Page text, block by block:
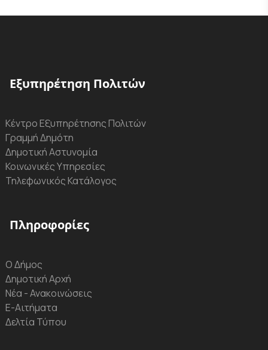
Εξυπηρέτηση Πολιτών
Κέντρο Εξυπηρέτησης Πολιτών
Γραμμή Δημότη
Δημοτική Αστυνομία
Κοινωνικές Υπηρεσίες
Τηλεφωνικός Κατάλογος
Πληροφορίες
Ο Δήμος
Δημοτική Αρχή
Νέα - Ανακοινώσεις
Ε-Αιτήματα
Δελτία Τύπου